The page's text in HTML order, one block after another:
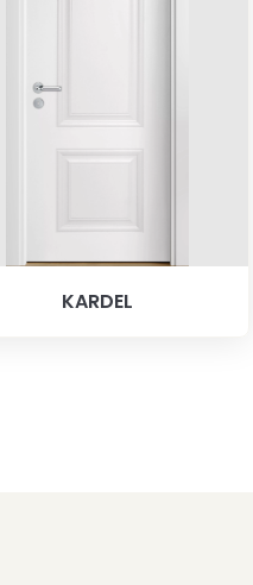
KARDEL